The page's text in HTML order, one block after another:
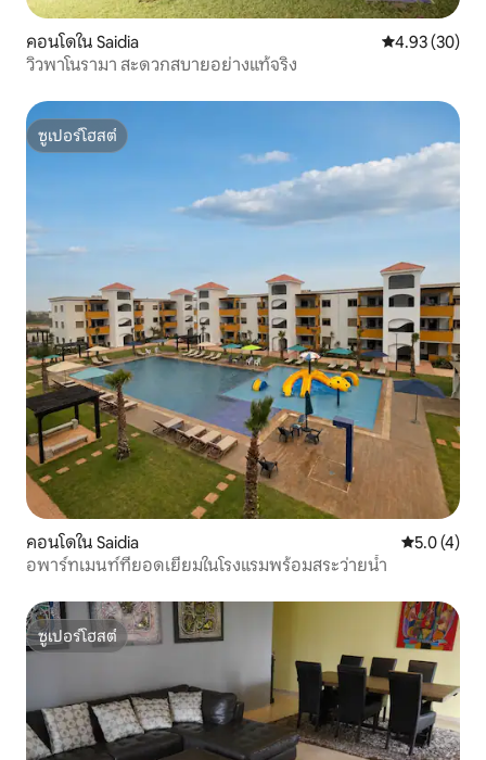
คอนโดใน Saidia คะแนนเฉลี่ย
4.93 (30)
วิวพาโนรามา สะดวกสบายอย่างแท้จริง
ซูเปอร์โฮสต์
ซูเปอร์โฮสต์
คอนโดใน Saidia คะแนนเฉลี่
5.0 (4)
อพาร์ทเมนท์ที่ยอดเยี่ยมในโรงแรมพร้อมสระว่ายน้ำ
ซูเปอร์โฮสต์
ซูเปอร์โฮสต์